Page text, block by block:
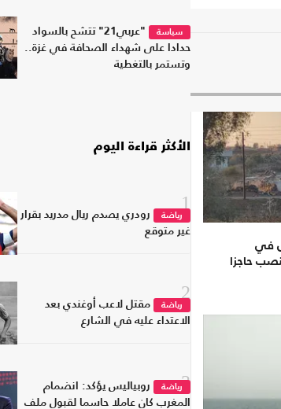
في
حاجزا
سياسة
"عربي21" تتشح بالسواد
حدادا على شهداء الصحافة في غزة..
وتستمر بالتغطية
الأكثر قراءة اليوم
1
رياضة
رودري يصدم ريال مدريد بقرار
غير متوقع
2
رياضة
مقتل لاعب أوغندي بعد
الاعتداء عليه في الشارع
3رياضة
روبياليس يؤكد: انضمام
المغرب كان عاملا حاسما لقبول ملف